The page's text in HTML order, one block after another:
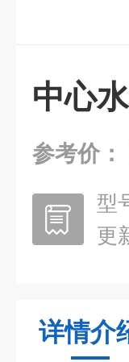
中心
参考价：
型
更
详情介